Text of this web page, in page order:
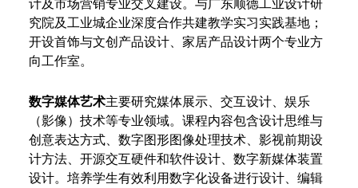
计及市场营销专业交叉建设。与广东顺德工业设计研
究院及工业城企业深度合作共建教学实习实践基地；
开设首饰与文创产品设计、家居产品设计两个专业方
向工作室。
数字媒体艺术主要研究媒体展示、交互设计、娱乐
（影像）技术等专业领域。课程内容包含设计思维与
创意表达方式、数字图形图像处理技术、影视前期设
计方法、开源交互硬件和软件设计、数字新媒体装置
设计。培养学生有效利用数字化设备进行设计、编辑